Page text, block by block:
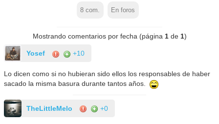
8 com. En foros
Mostrando comentarios por fecha (página 1de 1)
Yosef +10
Lo dicen como si no hubieran sido ellos los responsables de haber
sacado la misma basura durante tantos años.
TheLittleMelo +0